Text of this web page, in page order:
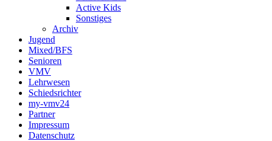
Active Kids
Sonstiges
Archiv
Jugend
Mixed/BFS
Senioren
VMV
Lehrwesen
Schiedsrichter
my-vmv24
Partner
Impressum
Datenschutz